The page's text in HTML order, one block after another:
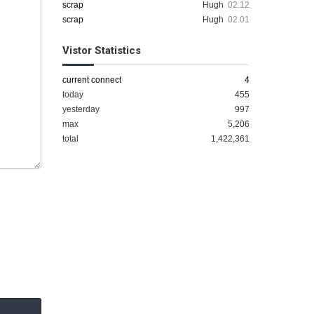
Hugh 02.12
scrap
Hugh 02.01
scrap
Vistor Statistics
current connect
4
today
455
yesterday
997
max
5,206
total
1,422,361